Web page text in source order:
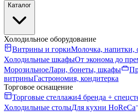
Каталог
Холодильное оборудование
Витрины и горкиМолочка, напитки,
Холодильные шкафыОт эконома до
МорозильноеЛари, бонеты, шкафы
витриныГастрономия, кондитерка
Торговое оснащение
Торговые стеллажи4 бренда +
Холодильные столыДля кухни HoReCa